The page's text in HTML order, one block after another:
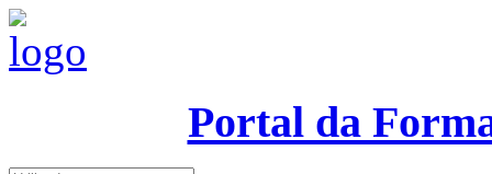
Portal da